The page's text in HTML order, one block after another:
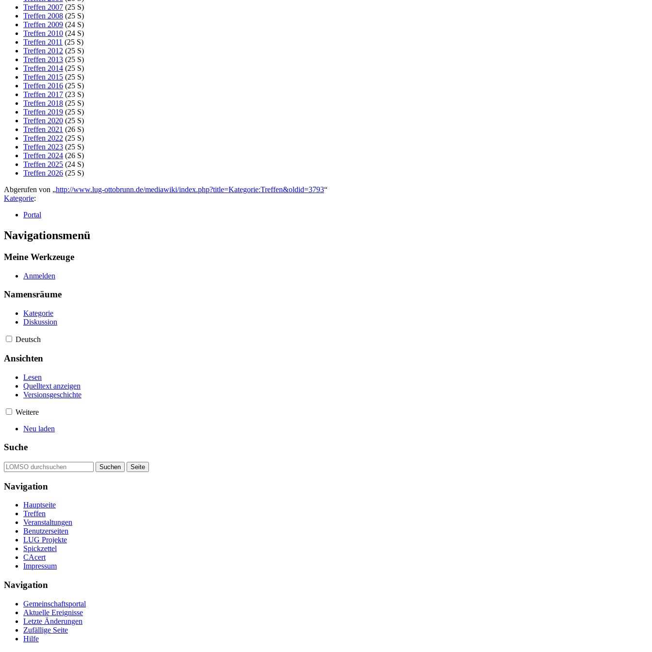
Treffen 2007 (25 S)
Treffen 2008 (25 S)
Treffen 2009 (24 S)
Treffen 2010 (24 S)
Treffen 2011 (25 S)
Treffen 2012 (25 S)
Treffen 2013 (25 S)
Treffen 2014 (25 S)
Treffen 2015 (25 S)
Treffen 2016 (25 S)
Treffen 2017 (23 S)
Treffen 2018 (25 S)
Treffen 2019 (25 S)
Treffen 2020 (25 S)
Treffen 2021 (26 S)
Treffen 2022 (25 S)
Treffen 2023 (25 S)
Treffen 2024 (26 S)
Treffen 2025 (24 S)
Treffen 2026 (25 S)
Abgerufen von „http://www.lug-ottobrunn.de/mediawiki/index.php?title=Kategorie:Treffen&oldid=3793“
Kategorie:
Portal
Navigationsmenü
Meine Werkzeuge
Anmelden
Namensräume
Kategorie
Diskussion
Deutsch
Ansichten
Lesen
Quelltext anzeigen
Versionsgeschichte
Weitere
Neu laden
Suche
Navigation
Hauptseite
Treffen
Veranstaltungen
Benutzerseiten
LUG Projekte
Spickzettel
CAcert
Impressum
Navigation
Gemeinschafts­portal
Aktuelle Ereignisse
Letzte Änderungen
Zufällige Seite
Hilfe